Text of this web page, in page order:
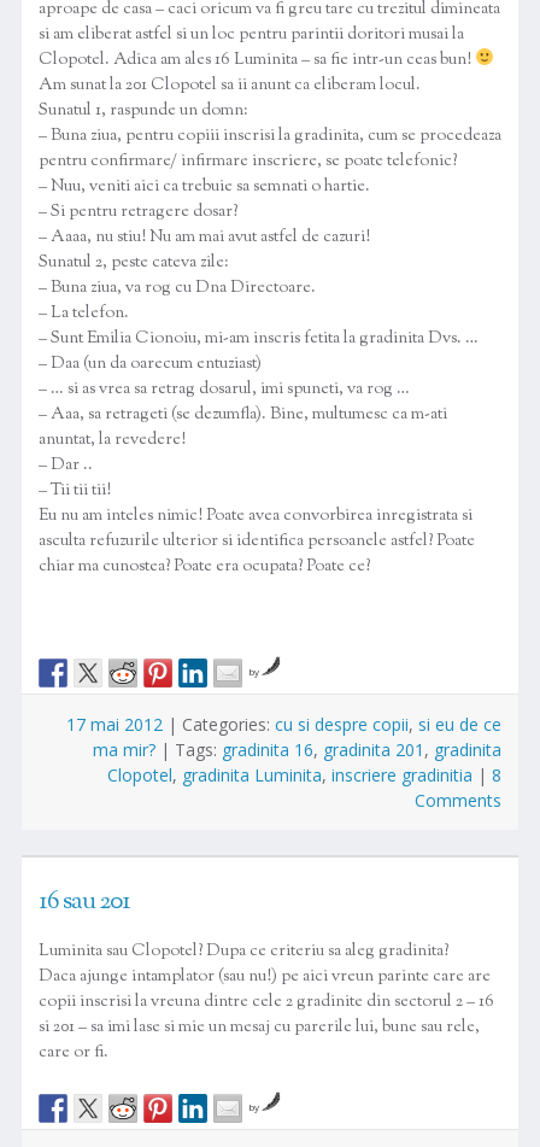
aproape de casa – caci oricum va fi greu tare cu trezitul dimineata
si am eliberat astfel si un loc pentru parintii doritori musai la
Clopotel. Adica am ales 16 Luminita – sa fie intr-un ceas bun!
Am sunat la 201 Clopotel sa ii anunt ca eliberam locul.
Sunatul 1, raspunde un domn:
– Buna ziua, pentru copiii inscrisi la gradinita, cum se procedeaza
pentru confirmare/ infirmare inscriere, se poate telefonic?
– Nuu, veniti aici ca trebuie sa semnati o hartie.
– Si pentru retragere dosar?
– Aaaa, nu stiu! Nu am mai avut astfel de cazuri!
Sunatul 2, peste cateva zile:
– Buna ziua, va rog cu Dna Directoare.
– La telefon.
– Sunt Emilia Cionoiu, mi-am inscris fetita la gradinita Dvs. …
– Daa (un da oarecum entuziast)
– … si as vrea sa retrag dosarul, imi spuneti, va rog …
– Aaa, sa retrageti (se dezumfla). Bine, multumesc ca m-ati
anuntat, la revedere!
– Dar ..
– Tii tii tii!
Eu nu am inteles nimic! Poate avea convorbirea inregistrata si
asculta refuzurile ulterior si identifica persoanele astfel? Poate
chiar ma cunostea? Poate era ocupata? Poate ce?
by
17 mai 2012 | Categories:cu si despre copii, si eu de ce
ma mir? | Tags: gradinita 16, gradinita 201 , gradinita
Clopotel, gradinita Luminita,inscriere gradinitia |8
Comments
16 sau 201
Luminita sau Clopotel? Dupa ce criteriu sa aleg gradinita?
Daca ajunge intamplator (sau nu!) pe aici vreun parinte care are
copii inscrisi la vreuna dintre cele 2 gradinite din sectorul 2 – 16
si 201 – sa imi lase si mie un mesaj cu parerile lui, bune sau rele,
care or fi.
by